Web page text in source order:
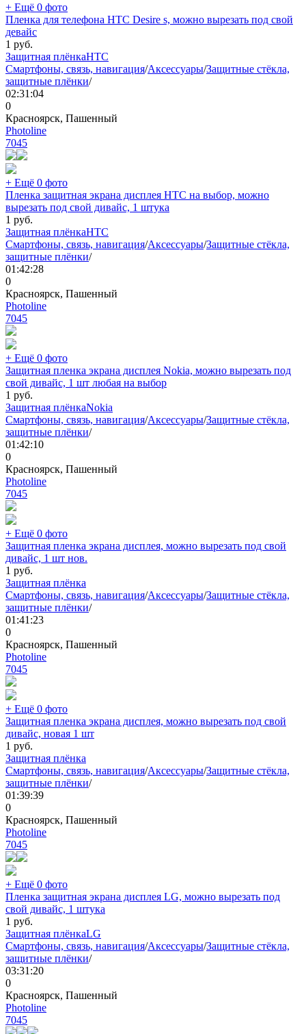
+ Ещё 0 фото
Пленка для телефона HTC Desire s, можно вырезать под свой
девайс
1 руб.
Защитная плёнкаHTC
Смартфоны, связь, навигация/Аксессуары/Защитные стёкла,
защитные плёнки/
02:31:04
0
Красноярск, Пашенный
Photoline
7045
+ Ещё 0 фото
Пленка защитная экрана дисплея HTC на выбор, можно
вырезать под свой дивайс, 1 штука
1 руб.
Защитная плёнкаHTC
Смартфоны, связь, навигация/Аксессуары/Защитные стёкла,
защитные плёнки/
01:42:28
0
Красноярск, Пашенный
Photoline
7045
+ Ещё 0 фото
Защитная пленка экрана дисплея Nokia, можно вырезать под
свой дивайс, 1 шт любая на выбор
1 руб.
Защитная плёнкаNokia
Смартфоны, связь, навигация/Аксессуары/Защитные стёкла,
защитные плёнки/
01:42:10
0
Красноярск, Пашенный
Photoline
7045
+ Ещё 0 фото
Защитная пленка экрана дисплея, можно вырезать под свой
дивайс, 1 шт нов.
1 руб.
Защитная плёнка
Смартфоны, связь, навигация/Аксессуары/Защитные стёкла,
защитные плёнки/
01:41:23
0
Красноярск, Пашенный
Photoline
7045
+ Ещё 0 фото
Защитная пленка экрана дисплея, можно вырезать под свой
дивайс, новая 1 шт
1 руб.
Защитная плёнка
Смартфоны, связь, навигация/Аксессуары/Защитные стёкла,
защитные плёнки/
01:39:39
0
Красноярск, Пашенный
Photoline
7045
+ Ещё 0 фото
Пленка защитная экрана дисплея LG, можно вырезать под
свой дивайс, 1 штука
1 руб.
Защитная плёнкаLG
Смартфоны, связь, навигация/Аксессуары/Защитные стёкла,
защитные плёнки/
03:31:20
0
Красноярск, Пашенный
Photoline
7045